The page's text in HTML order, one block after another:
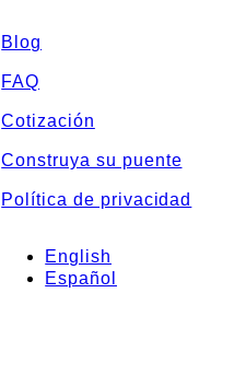
Blog
FAQ
Cotización
Construya su puente
Política de privacidad
English
Español